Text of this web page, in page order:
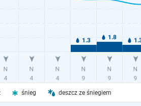
śnieg deszcz ze śniegiem